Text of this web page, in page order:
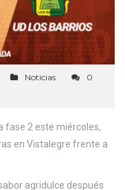
Noticias
0
fase 2 este miércoles,
en Vistalegre frente a
agridulce después